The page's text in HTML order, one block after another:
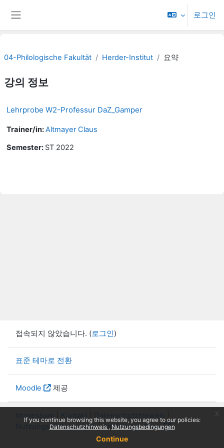
If you continue browsing this website, you agree to our policies:
Datenschutzhinweis
Nutzungsbedingungen
Continue
로그인
04-Philologische Fakultät Herder-Institut 요약
강의 정보
Lehrprobe W2-Professur DaZ_Gamper
Trainer/in:Altmayer Claus
Semester: ST 2022
접속되지 않았습니다. (로그인)
표준 테마로 전환
Moodle 제공
Impressum Kontakt Datenschutzhinweis
Nutzungsbedingungen|Knowledge Base